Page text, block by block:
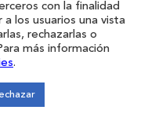
con la finalidad
los usuarios una vista
rechazarlas o
más información
.